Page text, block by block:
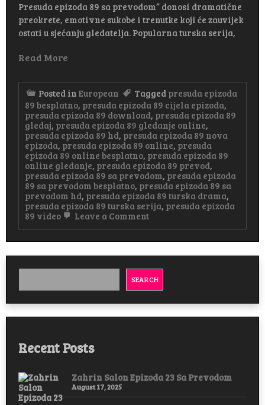
Presuda epizoda 89 sa prevodom” donosi dramatične
preokrete, emotivne sukobe i trenutke koji će zauvijek
ostati u sjećanju gledatelja. Popularna turska serija,
Read More
Posted in European Tagged presuda epizoda
89 besplatno, presuda epizoda 89 cijela epizoda,
presuda epizoda 89 download, presuda epizoda 89
gledaj, presuda epizoda 89 gledanje online,
presuda epizoda 89 hd, presuda epizoda 89 nova
epizoda, presuda epizoda 89 online, presuda
epizoda 89 online besplatno, presuda epizoda 89
online gledanje, presuda epizoda 89 prevod,
presuda epizoda 89 sa prevodom, presuda epizoda
89 sa prevodom besplatno, presuda epizoda 89 sa
prevodom hd, presuda epizoda 89 turska drama,
presuda epizoda 89 turska serija, presuda epizoda
89 video
Leave a Commenton
89
Sa
Prevodom
SEARCH
Recent Posts
Zahrin Salon Epizoda 23 Sa Prevodom
August 17, 2025